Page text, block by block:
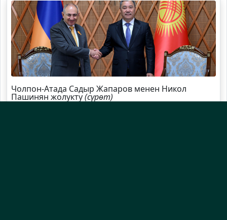
Чолпон-Атада Садыр Жапаров менен Никол
Пашинян жолукту(сүрөт)